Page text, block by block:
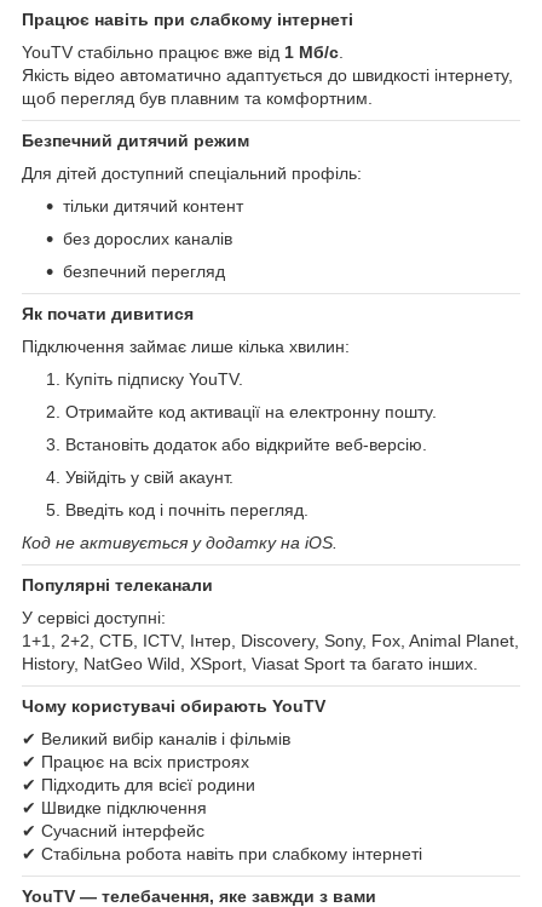
Працює навіть при слабкому інтернеті
YouTV стабільно працює вже від 1 Мб/с
Якість відео автоматично адаптується до швидкості інтернету,
щоб перегляд був плавним та комфортним.
Безпечний дитячий режим
Для дітей доступний спеціальний профіль:
тільки дитячий контент
без дорослих каналів
безпечний перегляд
Як почати дивитися
Підключення займає лише кілька хвилин:
Купіть підписку YouTV.
Отримайте код активації на електронну пошту.
Встановіть додаток або відкрийте веб-версію.
Увійдіть у свій акаунт.
Введіть код і почніть перегляд.
Код не активується у додатку на iOS.
Популярні телеканали
У сервісі доступні:
1+1, 2+2, СТБ, ICTV, Інтер, Discovery, Sony, Fox, Animal Planet,
History, NatGeo Wild, XSport, Viasat Sport та багато інших.
Чому користувачі обирають YouTV
✔ Великий вибір каналів і фільмів
✔ Працює на всіх пристроях
✔ Підходить для всієї родини
✔ Швидке підключення
✔ Сучасний інтерфейс
✔ Стабільна робота навіть при слабкому інтернеті
YouTV — телебачення, яке завжди з вами